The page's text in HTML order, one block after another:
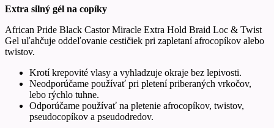
Extra silný gél na copíky
African Pride Black Castor Miracle Extra Hold Braid Loc & Twist
Gel uľahčuje oddeľovanie cestičiek pri zapletaní afrocopíkov alebo
twistov.
Krotí krepovité vlasy a vyhladzuje okraje bez lepivosti.
Neodporúčame používať pri pletení priberaných vrkočov,
lebo rýchlo tuhne.
Odporúčame používať na pletenie afrocopíkov, twistov,
pseudocopíkov a pseudodredov.